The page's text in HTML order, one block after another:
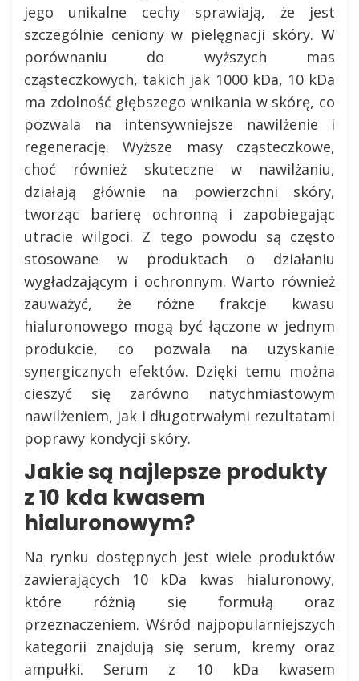
jego unikalne cechy sprawiają, że jest
szczególnie ceniony w pielęgnacji skóry. W
porównaniu do wyższych mas
cząsteczkowych, takich jak 1000 kDa, 10 kDa
ma zdolność głębszego wnikania w skórę, co
pozwala na intensywniejsze nawilżenie i
regenerację. Wyższe masy cząsteczkowe,
choć również skuteczne w nawilżaniu,
działają głównie na powierzchni skóry,
tworząc barierę ochronną i zapobiegając
utracie wilgoci. Z tego powodu są często
stosowane w produktach o działaniu
wygładzającym i ochronnym. Warto również
zauważyć, że różne frakcje kwasu
hialuronowego mogą być łączone w jednym
produkcie, co pozwala na uzyskanie
synergicznych efektów. Dzięki temu można
cieszyć się zarówno natychmiastowym
nawilżeniem, jak i długotrwałymi rezultatami
poprawy kondycji skóry.
Jakie są najlepsze produkty
z 10 kda kwasem
hialuronowym?
Na rynku dostępnych jest wiele produktów
zawierających 10 kDa kwas hialuronowy,
które różnią się formułą oraz
przeznaczeniem. Wśród najpopularniejszych
kategorii znajdują się serum, kremy oraz
ampułki. Serum z 10 kDa kwasem